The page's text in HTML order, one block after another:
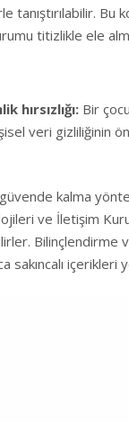
tanıştırılabilir. Bu
titizlikle ele
hırsızlığı: Bir
veri gizliliğinin
kalma
ve İletişim
Bilinçlendirme
sakıncalı